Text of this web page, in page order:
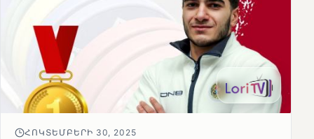
ՀՈԿՏԵՄԲԵՐԻ 30, 2025